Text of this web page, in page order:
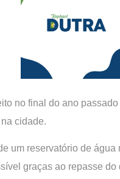
no final do ano
cidade.
um reservatório de água
graças ao repasse do